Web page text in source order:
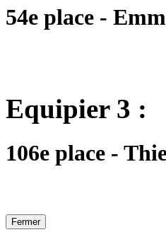
54e place -
Equipier 3 :
106e place -
Fermer